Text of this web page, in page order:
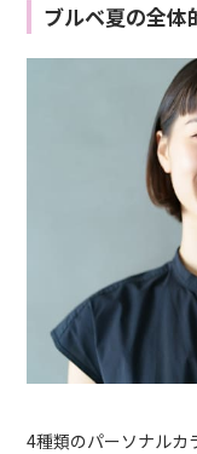
ブルベ夏の全体
4種類のパーソナルカ